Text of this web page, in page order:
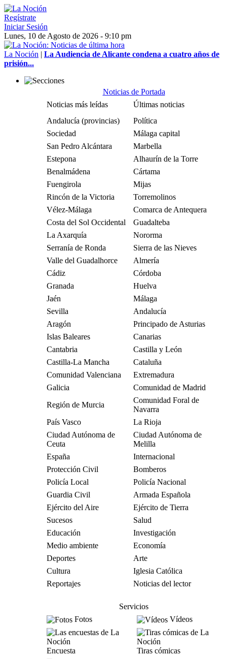
Regístrate
Iniciar Sesión
Lunes, 10 de Agosto de 2026 - 9:10 pm
La Noción | La Audiencia de Alicante condena a cuatro años de
prisión...
Noticias de Portada
Noticias más leídas
Últimas noticias
Andalucía (provincias)
Política
Sociedad
Málaga capital
San Pedro Alcántara
Marbella
Estepona
Alhaurín de la Torre
Benalmádena
Cártama
Fuengirola
Mijas
Rincón de la Victoria
Torremolinos
Vélez-Málaga
Comarca de Antequera
Costa del Sol Occidental
Guadalteba
La Axarquía
Nororma
Serranía de Ronda
Sierra de las Nieves
Valle del Guadalhorce
Almería
Cádiz
Córdoba
Granada
Huelva
Jaén
Málaga
Sevilla
Andalucía
Aragón
Principado de Asturias
Islas Baleares
Canarias
Cantabria
Castilla y León
Castilla-La Mancha
Cataluña
Comunidad Valenciana
Extremadura
Galicia
Comunidad de Madrid
Región de Murcia
Comunidad Foral de
Navarra
País Vasco
La Rioja
Ciudad Autónoma de
Ceuta
Ciudad Autónoma de
Melilla
España
Internacional
Protección Civil
Bomberos
Policía Local
Policía Nacional
Guardia Civil
Armada Española
Ejército del Aire
Ejército de Tierra
Sucesos
Salud
Educación
Investigación
Medio ambiente
Economía
Deportes
Arte
Cultura
Iglesia Católica
Reportajes
Noticias del lector
Servicios
Fotos
Vídeos
Encuesta Tiras cómicas